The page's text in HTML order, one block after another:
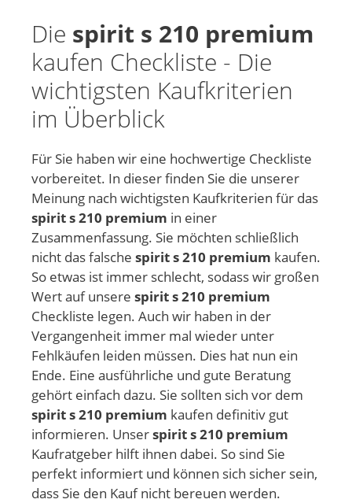
Die spirit s 210 premium
kaufen Checkliste - Die
wichtigsten Kaufkriterien
im Überblick
Für Sie haben wir eine hochwertige Checkliste
vorbereitet. In dieser finden Sie die unserer
Meinung nach wichtigsten Kaufkriterien für das
spirit s 210 premium in einer
Zusammenfassung. Sie möchten schließlich
nicht das falsche spirit s 210 premium kaufen.
So etwas ist immer schlecht, sodass wir großen
Wert auf unsere spirit s 210 premium
Checkliste legen. Auch wir haben in der
Vergangenheit immer mal wieder unter
Fehlkäufen leiden müssen. Dies hat nun ein
Ende. Eine ausführliche und gute Beratung
gehört einfach dazu. Sie sollten sich vor dem
spirit s 210 premium kaufen definitiv gut
informieren. Unserspirit s 210 premium
Kaufratgeber hilft ihnen dabei. So sind Sie
perfekt informiert und können sich sicher sein,
dass Sie den Kauf nicht bereuen werden.